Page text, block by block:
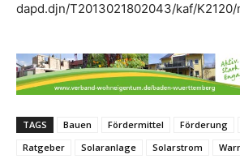
dapd.djn/T2013021802043/kaf/K2120/
TAGS Bauen Fördermittel Förderung
Ratgeber
Solaranlage Solarstrom